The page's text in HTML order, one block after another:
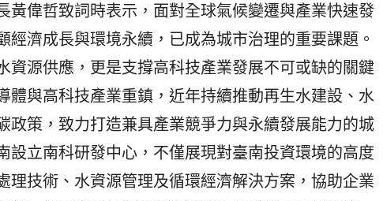
偉哲致詞時表示，面對全球氣候變遷與產業快速發
經濟成長與環境永續，已成為城市治理的重要課題。
資源供應，更是支撐高科技產業發展不可或缺的關鍵
體與高科技產業重鎮，近年持續推動再生水建設、水
政策，致力打造兼具產業競爭力與永續發展能力的城
設立南科研發中心，不僅展現對臺南投資環境的高度
理技術、水資源管理及循環經濟解決方案，協助企業